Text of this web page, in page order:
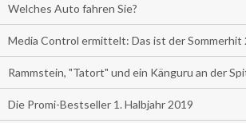
Welches Auto fahren Sie?
Media Control ermittelt: Das ist der Sommerhit
Rammstein, "Tatort" und ein Känguru an der
Die Promi-Bestseller 1. Halbjahr 2019